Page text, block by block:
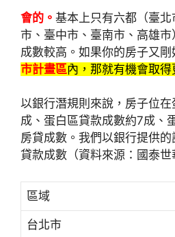
會的。 基本上只有六都（臺
市、臺中市、臺南市、高雄
成數較高。如果你的房子又剛
市計畫區內，那就有機會取得
以銀行潛規則來說，房子位
成、蛋白區貸款成數約7成、
房貸成數。我們以銀行提供
貸款成數（資料來源：國泰世
區域
台北市